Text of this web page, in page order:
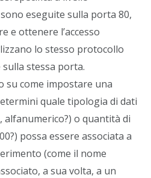
eseguite sulla porta 80,
e ottenere l’accesso
lo stesso protocollo
stessa porta.
su come impostare una
quale tipologia di dati
o quantità di
possa essere associata a
(come il nome
a sua volta, a un